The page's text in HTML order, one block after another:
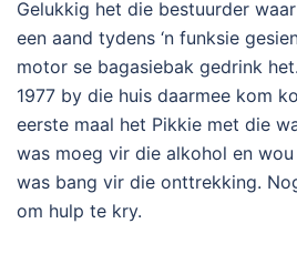
Gelukkig het die bestuurder
een aand tydens ‘n funksie
motor se bagasiebak gedrink
1977 by die huis daarmee kom
eerste maal het Pikkie met die
was moeg vir die alkohol en
was bang vir die onttrekking.
om hulp te kry.